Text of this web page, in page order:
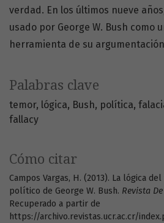
Palabras clave
temor lógica Bush política
fallacy
Cómo citar
Campos Vargas, H. (2013). La lógica
político de George W. Bush. Revista
Recuperado a partir de
https://archivo.revistas.ucr.ac.cr/
verdad. En los últimos nueve
usado por George W. Bush como
herramienta de su